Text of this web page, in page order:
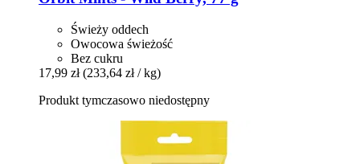
Świeży oddech
Owocowa świeżość
Bez cukru
17,99 zł (233,64 zł / kg)
Produkt tymczasowo niedostępny